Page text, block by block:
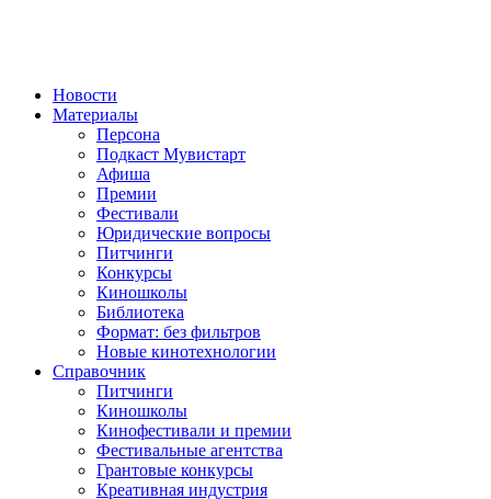
Новости
Материалы
Персона
Подкаст Мувистарт
Афиша
Премии
Фестивали
Юридические вопросы
Питчинги
Конкурсы
Киношколы
Библиотека
Формат: без фильтров
Новые кинотехнологии
Справочник
Питчинги
Киношколы
Кинофестивали и премии
Фестивальные агентства
Грантовые конкурсы
Креативная индустрия